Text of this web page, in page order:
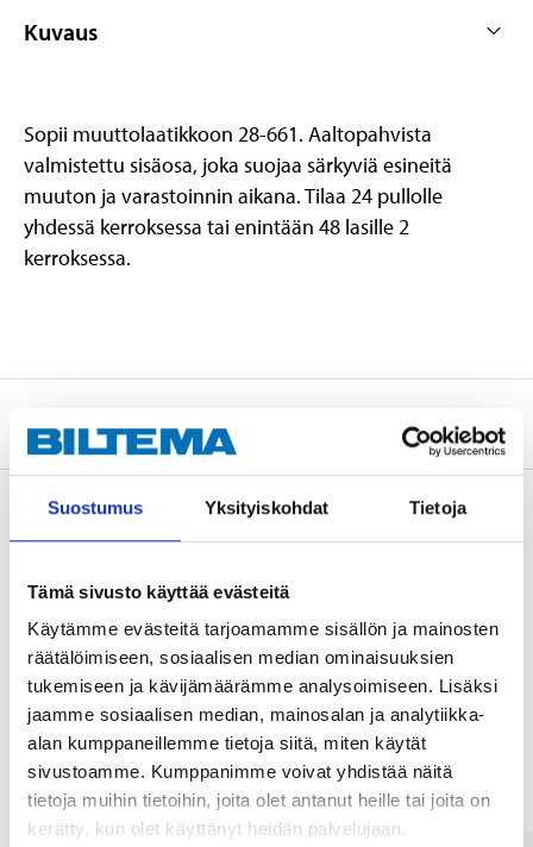
Suostumus Yksityiskohdat Tietoja
Tämä sivusto käyttää evästeitä
Käytämme evästeitä tarjoamamme sisällön ja mainosten
räätälöimiseen, sosiaalisen median ominaisuuksien
tukemiseen ja kävijämäärämme analysoimiseen. Lisäksi
jaamme sosiaalisen median, mainosalan ja analytiikka-
alan kumppaneillemme tietoja siitä, miten käytät
sivustoamme. Kumppanimme voivat yhdistää näitä
tietoja muihin tietoihin, joita olet antanut heille tai joita on
kerätty, kun olet käyttänyt heidän palvelujaan.
Kuvaus
Sopii muuttolaatikkoon 28-661. Aaltopahvista
valmistettu sisäosa, joka suojaa särkyviä esineitä
muuton ja varastoinnin aikana. Tilaa 24 pullolle
yhdessä kerroksessa tai enintään 48 lasille 2
kerroksessa.
Tietoa valmistajasta
Osta verkosta ja nouda tavaratalosta jo 2 tunnin kuluttua!
LUE LISÄÄ
Muut asiakkaat ostivat myös